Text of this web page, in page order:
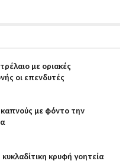
με οριακές
οι επενδυτές
με φόντο την
κρυφή γοητεία